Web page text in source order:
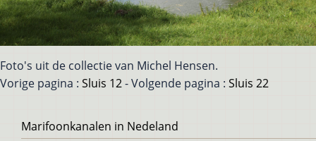
Foto's uit de collectie van Michel Hensen.
Vorige pagina : Sluis 12- Volgende pagina : Sluis 22
Voet
Marifoonkanalen in Nedeland